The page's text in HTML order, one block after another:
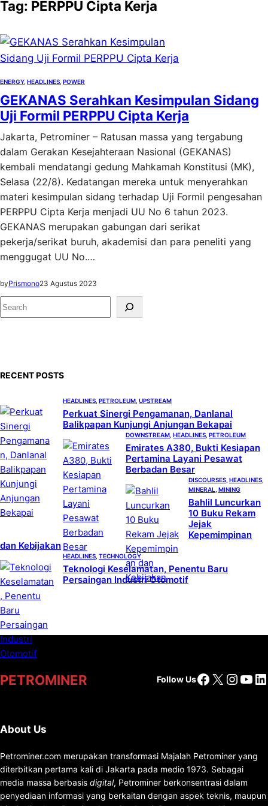
Tag: PERPPU Cipta Kerja
ENERGY, HEADLINES POWER
GEKANAS Serahkan Kesimpulan Sidang
Uji Formil PERPPU Cipta Kerja
Jakarta, Petrominer – Ratusan massa yang tergabung
dalam Gerakan Kesejahteraan Nasional (GEKANAS)
kembali mendatangi gedung Mahkamah Konstitusi (MK),
Selasa (22/8). Kedatangan mereka untuk menyerahkan
materi kesimpulan sidang terhadap Uji Formil pengesahan
PERPPU Cipta Kerja menjadi UU No 6 tahun 2023.
GEKANAS merupakan gabungan dari serikat
pekerja/serikat buruh, akademisi dan para peneliti yang
menggugat UU No.…
byPrismono23 Agustus 2023
S
e
RECENT POSTS
HEADLINES PETROLEUM UPSTREAM
Perkuat Sinergi Pengamanan, Danlanal
Balikpapan Kunjungi Anjungan Bekapai
DOWNSTREAM HEADLINES PETROLEUM
Emirates A380, Bukti Kesiapan
Pertamina Layani Pesawat
Berbadan Besar
DISCOURSES HEADLINES
MINERAL
MINING
Bahlil Luncurkan
10 Buku Rekam
Jejak
Kepemimpinan
dan Kebijakan
HEADLINES TECHNOLOGY
Teknologi Keselamatan, Penentu Baru
Persaingan Industri Otomotif
PETROMINER Follow UsFacebook
X
About Us
Petrominer.com merupakan transformasi Majalah Petrominer yang
diterbitkan pertama kali di Jakarta pada medio 1973. Sebagai
media massa berbasis digital, Petrominer berkonsentrasi dalam
penyediaan informasi yang berkaitan dengan aspek teknis, maupun